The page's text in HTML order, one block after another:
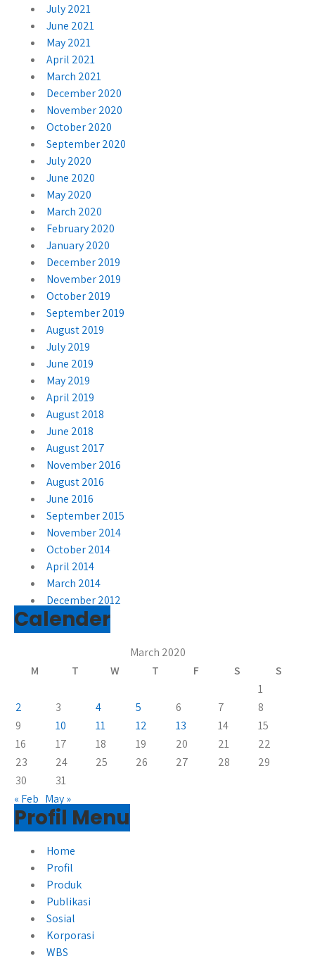
July 2021
June 2021
May 2021
April 2021
March 2021
December 2020
November 2020
October 2020
September 2020
July 2020
June 2020
May 2020
March 2020
February 2020
January 2020
December 2019
November 2019
October 2019
September 2019
August 2019
July 2019
June 2019
May 2019
April 2019
August 2018
June 2018
August 2017
November 2016
August 2016
June 2016
September 2015
November 2014
October 2014
April 2014
March 2014
December 2012
Calender
March 2020
M
T W T F S
S
1
2
3 4 5 6 7
8
9
10 11 12 13 14
15
16
17 18 19 20 21
22
23
24 25 26 27 28
29
30
31
« Feb May »
Profil Menu
Home
Profil
Produk
Publikasi
Sosial
Korporasi
WBS